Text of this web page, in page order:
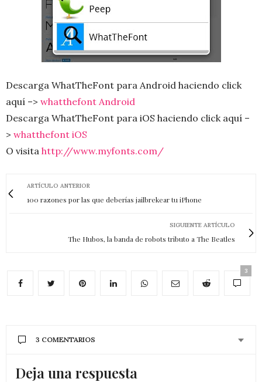
Descarga WhatTheFont para Android haciendo click
aquí –> whatthefont Android
Descarga WhatTheFont para iOS haciendo click aquí –
> whatthefont iOS
O visita http://www.myfonts.com/
ARTÍCULO ANTERIOR
100 razones por las que deberías jailbrekear tu iPhone
SIGUIENTE ARTÍCULO
The Hubos, la banda de robots tributo a The Beatles
3
3 COMENTARIOS
Deja una respuesta